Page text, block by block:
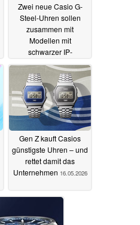
Zwei neue Casio G-
Steel-Uhren sollen
zusammen mit
Modellen mit
schwarzer IP-
Beschichtung starten
20.05.2026
Gen Z kauft Casios
günstigste Uhren – und
rettet damit das
Unternehmen 16.05.2026